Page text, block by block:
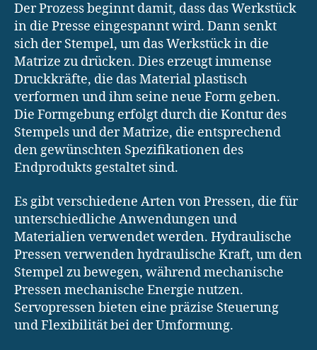
Der Prozess beginnt damit, dass das Werkstück
in die Presse eingespannt wird. Dann senkt
sich der Stempel, um das Werkstück in die
Matrize zu drücken. Dies erzeugt immense
Druckkräfte, die das Material plastisch
verformen und ihm seine neue Form geben.
Die Formgebung erfolgt durch die Kontur des
Stempels und der Matrize, die entsprechend
den gewünschten Spezifikationen des
Endprodukts gestaltet sind.
Es gibt verschiedene Arten von Pressen, die für
unterschiedliche Anwendungen und
Materialien verwendet werden. Hydraulische
Pressen verwenden hydraulische Kraft, um den
Stempel zu bewegen, während mechanische
Pressen mechanische Energie nutzen.
Servopressen bieten eine präzise Steuerung
und Flexibilität bei der Umformung.